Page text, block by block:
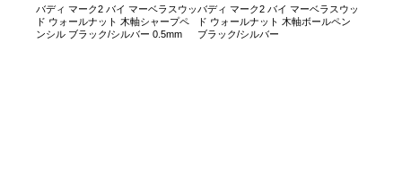
バディ マーク2 バイ マーベラスウッ
ド ウォールナット 木軸シャープペ
ンシル ブラック/シルバー 0.5mm
バディ マーク2 バイ マーベラスウッ
ド ウォールナット 木軸ボールペン
ブラック/シルバー